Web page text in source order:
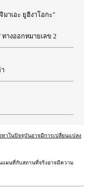
าเอะ ยูฮิงาโอกะ"
างออกหมายเลข 2
าในปัจจุบันอาจมีการเปลี่ยนแปลง
แผนที่กับสถานที่จริงอาจมีความ